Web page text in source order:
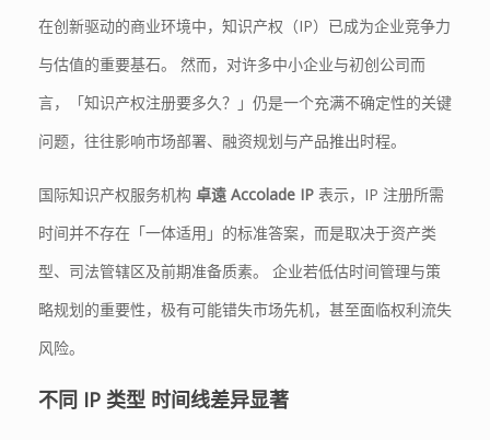
在创新驱动的商业环境中，知识产权（IP）已成为企业竞争力
与估值的重要基石。 然而，对许多中小企业与初创公司而
言，「知识产权注册要多久？」仍是一个充满不确定性的关键
问题，往往影响市场部署、融资规划与产品推出时程。
国际知识产权服务机构 卓遠 Accolade IP 表示，IP 注册所需
时间并不存在「一体适用」的标准答案，而是取决于资产类
型、司法管辖区及前期准备质素。 企业若低估时间管理与策
略规划的重要性，极有可能错失市场先机，甚至面临权利流失
风险。
不同 IP 类型 时间线差异显著